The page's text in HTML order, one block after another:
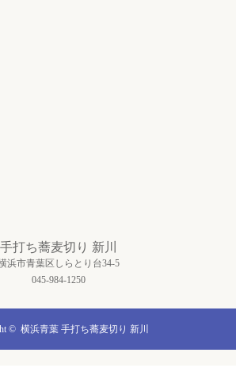
手打ち蕎麦切り 新川
浜市青葉区しらとり台34-5
045-984-1250
© 横浜青葉 手打ち蕎麦切り 新川